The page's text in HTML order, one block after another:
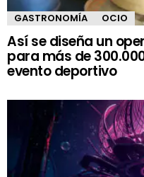
GASTRONOMÍA OCIO
Así se diseña un
para más de
evento deportivo